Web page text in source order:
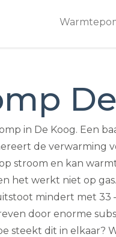
in De Koog. Een
de verwarming
stroom en kan
het werkt niet op
mindert met 33
door enorme
steekt dit in elkaar?